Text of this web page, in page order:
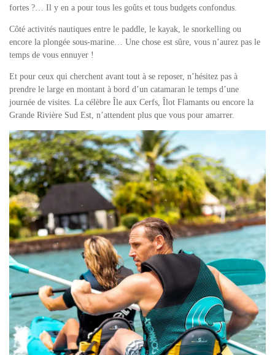
fortes ?… Il y en a pour tous les goûts et tous budgets confondus.
Côté activités nautiques entre le paddle, le kayak, le snorkelling ou
encore la plongée sous-marine… Une chose est sûre, vous n’aurez pas le
temps de vous ennuyer !
Et pour ceux qui cherchent avant tout à se reposer, n’hésitez pas à
prendre le large en montant à bord d’un catamaran le temps d’une
journée de visites. La célèbre Île aux Cerfs, Îlot Flamants ou encore la
Grande Rivière Sud Est, n’attendent plus que vous pour amarrer.